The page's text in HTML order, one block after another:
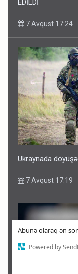
Abunə olaraq ən
Powered by
EDİLDİ
7 Avqust 17:24
Ukraynada
7 Avqust 17:19